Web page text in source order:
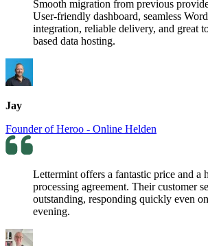
Smooth migration from previous
User-friendly dashboard, seamless
integration, reliable delivery, and great
based data hosting.
Jay
Founder of Heroo - Online Helden
Lettermint offers a fantastic price and a
processing agreement. Their customer
outstanding, responding quickly even
evening.